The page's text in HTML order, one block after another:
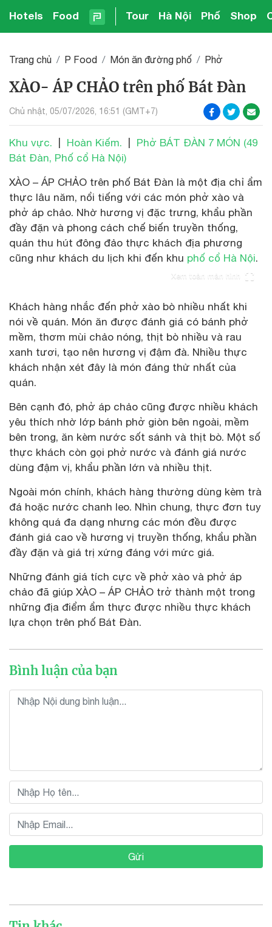
Hotels Food Tour Hà Nội Phố Shop
Trang chủ P Food Món ăn đường phố Phở
XÀO- ÁP CHẢO trên phố Bát Đàn
Chủ nhật, 05/07/2026, 16:51 (GMT+7)
Khu vực. Hoàn Kiếm.
Phở BÁT ĐÀN 7 MÓN (49
Bát Đàn, Phố cổ Hà Nội)
XÀO – ÁP CHẢO trên phố Bát Đàn là một địa chỉ ẩm
thực lâu năm, nổi tiếng với các món phở xào và
phở áp chảo. Nhờ hương vị đặc trưng, khẩu phần
đầy đặn và phong cách chế biến truyền thống,
quán thu hút đông đảo thực khách địa phương
cũng như khách du lịch khi đến khu phố cổ Hà Nội.
Xem toàn màn hình
Khách hàng nhắc đến phở xào bò nhiều nhất khi
nói về quán. Món ăn được đánh giá có bánh phở
mềm, thơm mùi chảo nóng, thịt bò nhiều và rau
xanh tươi, tạo nên hương vị đậm đà. Nhiều thực
khách nhận xét đây là món đáng thử nhất của
quán.
Bên cạnh đó, phở áp chảo cũng được nhiều khách
yêu thích nhờ lớp bánh phở giòn bên ngoài, mềm
bên trong, ăn kèm nước sốt sánh và thịt bò. Một số
thực khách còn gọi phở nước và đánh giá nước
dùng đậm vị, khẩu phần lớn và nhiều thịt.
Ngoài món chính, khách hàng thường dùng kèm trà
đá hoặc nước chanh leo. Nhìn chung, thực đơn tuy
không quá đa dạng nhưng các món đều được
đánh giá cao về hương vị truyền thống, khẩu phần
đầy đặn và giá trị xứng đáng với mức giá.
Những đánh giá tích cực về phở xào và phở áp
chảo đã giúp XÀO – ÁP CHẢO trở thành một trong
những địa điểm ẩm thực được nhiều thực khách
lựa chọn trên phố Bát Đàn.
Bình luận của bạn
Gửi